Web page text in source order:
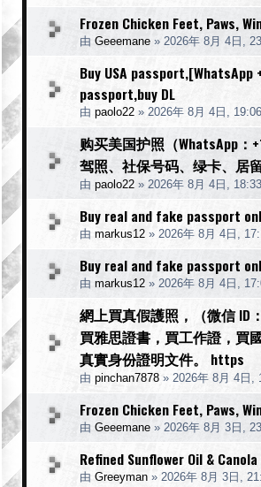
Frozen Chicken Feet, Paws,
由 Geeemane » 2026年 8月 4日,
Buy USA passport,[WhatsApp
passport,buy DL
由 paolo22 » 2026年 8月 4日, 19:06
购买美国护照（WhatsApp
驾照、社保号码、绿卡、居
由 paolo22 » 2026年 8月 4日, 18:33
Buy real and fake passport
由 markus12 » 2026年 8月 4日,
Buy real and fake passport
由 markus12 » 2026年 8月 4日,
網上買真假護照，（微信 ID
買雅思證書，買工作證，買
真實身份證明文件。 https
由 pinchan7878 » 2026年 8月 4日,
Frozen Chicken Feet, Paws,
由 Geeemane » 2026年 8月 3日,
Refined Sunflower Oil &
由 Greeyman » 2026年 8月 3日,